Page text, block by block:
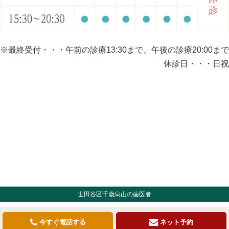
※最終受付・・・午前の診療13:30まで、午後の診療20:00まで
休診日・・・日祝
世田谷区千歳烏山の歯医者
今すぐ電話する ネット予約